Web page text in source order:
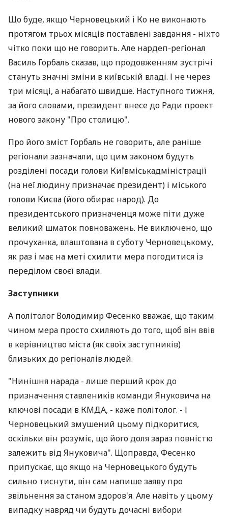
Що буде, якщо Черновецький і Ко не виконають
протягом трьох місяців поставлені завдання - ніхто
чітко поки що не говорить. Але нардеп-регіонал
Василь Горбаль сказав, що продовженням зустрічі
стануть значні зміни в київській владі. І не через
три місяці, а набагато швидше. Наступного тижня,
за його словами, президент внесе до Ради проект
нового закону "Про столицю".
Про його зміст Горбаль не говорить, але раніше
регіонали зазначали, що цим законом будуть
розділені посади голови Київміськадміністрації
(на неї людину призначає президент) і міського
голови Києва (його обирає народ). До
президентського призначенця може піти дуже
великий шматок повноважень. Не виключено, що
прочуханка, влаштована в суботу Черновецькому,
як раз і має на меті схилити мера погодитися із
переділом своєї влади.
Заступники
А політолог Володимир Фесенко вважає, що таким
чином мера просто схиляють до того, щоб він ввів
в керівництво міста (як своїх заступників)
близьких до регіоналів людей.
"Нинішня нарада - лише перший крок до
призначення ставлеників команди Януковича на
ключові посади в КМДА, - каже політолог. - І
Черновецький змушений цьому підкоритися,
оскільки він розуміє, що його доля зараз повністю
залежить від Януковича". Щоправда, Фесенко
припускає, що якщо на Черновецького будуть
сильно тиснути, він сам напише заяву про
звільнення за станом здоров'я. Але навіть у цьому
випадку навряд чи будуть дочасні вибори